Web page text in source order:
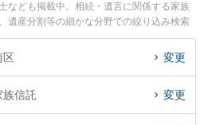
なども掲載中。相続・遺言に関係する家族
遺産分割等の細かな分野での絞り込み検索
京都法律事務所の伊藤 美穂弁護士のプロフ
が注目されています。『京都市南区で土日
南区内の弁護士に相談予約したい』などで
。
区 変更
族信託 変更